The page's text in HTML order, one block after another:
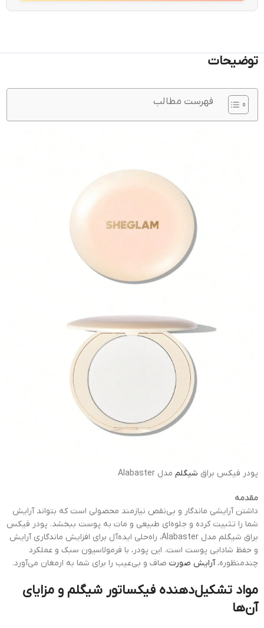
توضیحات
فهرست مطالب
پودر فیکس براق شیگلم مدل Alabaster
مقدمه
داشتن آرایشی ماندگار و بی‌نقص نیازمند محصولی است که بتواند آرایش
شما را تثبیت کرده و جلوه‌ای طبیعی و مات به پوست ببخشد. پودر فیکس
براق شیگلم مدل Alabaster، راه‌حلی ایده‌آل برای افزایش ماندگاری آرایش
و حفظ شادابی پوست است. این پودر، با فرمولاسیون سبک و عملکرد
چندمنظوره،آرایش صورت صاف و بی‌عیب را برای شما به ارمغان می‌آورد.
مواد تشکیل‌دهنده فیکساتور شیگلم و مزایای
آن‌ها